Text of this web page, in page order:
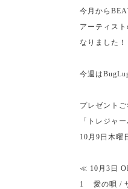
今月から
アーティス
なりました！
今週は
プレゼント
「トレジャ
10 月 9 日木曜
≪ 10 月 3 日
1 愛の唄 /